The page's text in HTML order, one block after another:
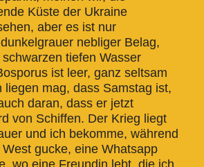
Küste der Ukraine
aber es ist nur
nebliger Belag,
tiefen Wasser
ist leer, ganz seltsam
liegen mag, dass Samstag ist,
daran, dass er jetzt
von Schiffen. Der Krieg liegt
und ich bekomme, während
gucke, eine Whatsapp